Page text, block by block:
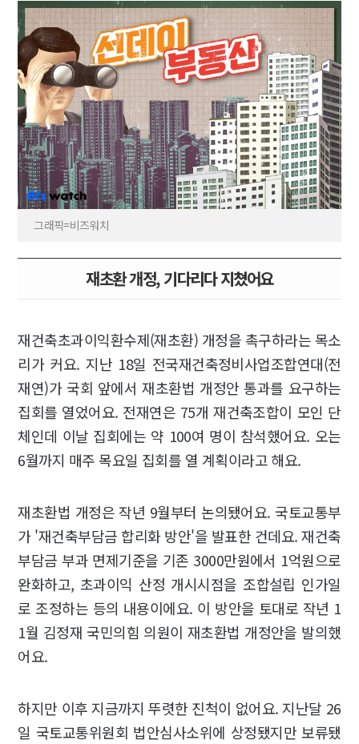
그래픽=비즈워치
재초환 개정, 기다리다 지쳤어요
재건축초과이익환수제(재초환) 개정을 촉구하라는 목소
리가 커요. 지난 18일 전국재건축정비사업조합연대(전
재연)가 국회 앞에서 재초환법 개정안 통과를 요구하는
집회를 열었어요. 전재연은 75개 재건축조합이 모인 단
체인데 이날 집회에는 약 100여 명이 참석했어요. 오는
6월까지 매주 목요일 집회를 열 계획이라고 해요.
재초환법 개정은 작년 9월부터 논의됐어요. 국토교통부
가 '재건축부담금 합리화 방안'을 발표한 건데요. 재건축
부담금 부과 면제기준을 기존 3000만원에서 1억원으로
완화하고, 초과이익 산정 개시시점을 조합설립 인가일
로 조정하는 등의 내용이에요. 이 방안을 토대로 작년 1
1월 김정재 국민의힘 의원이 재초환법 개정안을 발의했
어요.
하지만 이후 지금까지 뚜렷한 진척이 없어요. 지난달 26
일 국토교통위원회 법안심사소위에 상정됐지만 보류됐